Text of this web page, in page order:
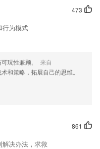
473
行为模式
玩性兼顾。
来自
和策略，拓展自己的思维。
861
决办法，求救